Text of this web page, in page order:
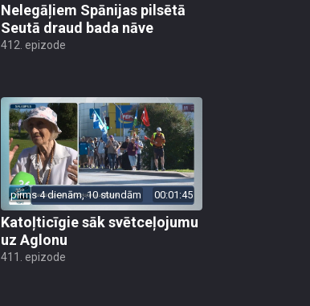
Nelegāļiem Spānijas pilsētā
Seutā draud bada nāve
412. epizode
pirms 4 dienām, 10 stundām 00:01:45
Katoļticīgie sāk svētceļojumu
uz Aglonu
411. epizode